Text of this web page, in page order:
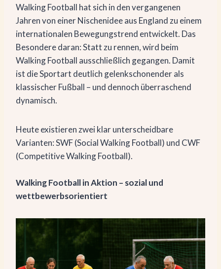
Walking Football hat sich in den vergangenen
Jahren von einer Nischenidee aus England zu einem
internationalen Bewegungstrend entwickelt. Das
Besondere daran: Statt zu rennen, wird beim
Walking Football ausschließlich gegangen. Damit
ist die Sportart deutlich gelenkschonender als
klassischer Fußball – und dennoch überraschend
dynamisch.
Heute existieren zwei klar unterscheidbare
Varianten: SWF (Social Walking Football) und CWF
(Competitive Walking Football).
Walking Football in Aktion – sozial und
wettbewerbsorientiert